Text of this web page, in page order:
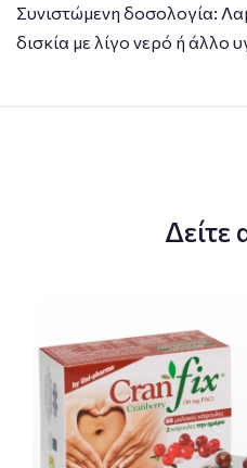
Συνιστώμενη δοσολογία:
δισκία με λίγο νερό ή άλλο
Δείτε